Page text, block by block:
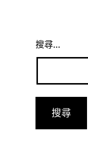
搜尋...